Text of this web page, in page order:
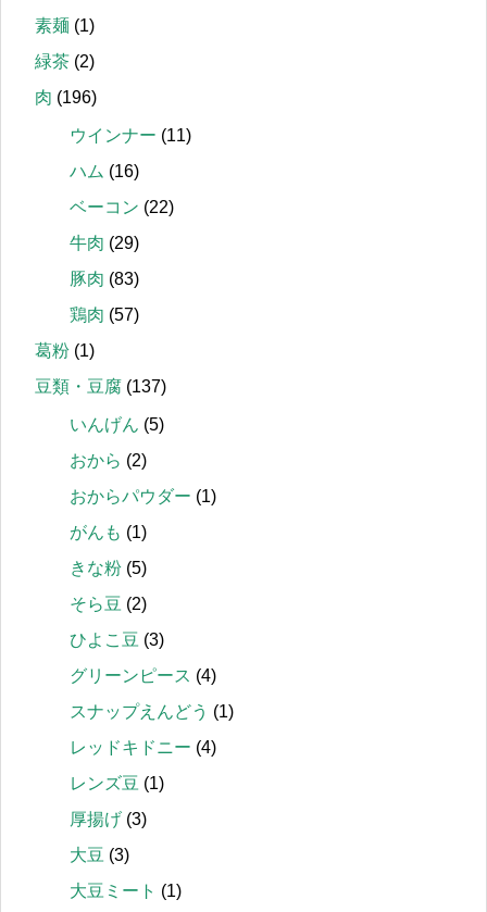
素麺 (1)
緑茶 (2)
肉 (196)
ウインナー (11)
ハム (16)
ベーコン (22)
牛肉 (29)
豚肉 (83)
鶏肉 (57)
葛粉 (1)
豆類・豆腐 (137)
いんげん (5)
おから (2)
おからパウダー (1)
がんも (1)
きな粉 (5)
そら豆 (2)
ひよこ豆 (3)
グリーンピース (4)
スナップえんどう (1)
レッドキドニー (4)
レンズ豆 (1)
厚揚げ (3)
大豆 (3)
大豆ミート (1)